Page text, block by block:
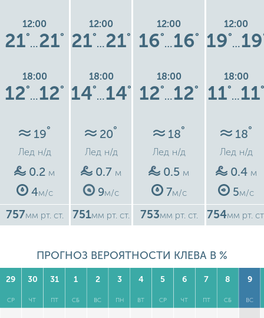
12:00
21°
…21°
18:00
12°
…12°
19°
Лед н/д
0.2 м
4м/с
757мм рт. ст.
12:00
21°
…21°
18:00
14°
…14°
20°
Лед н/д
0.7 м
9м/с
751мм рт. ст.
12:00
16°
…16°
18:00
12°
…12°
18°
Лед н/д
0.5 м
7м/с
753мм рт. ст.
12:00
19°
…19
18:00
11°
…11°
18°
Лед н/д
0.4 м
5м/с
754мм рт.
ПРОГНОЗ ВЕРОЯТНОСТИ КЛЕВА В %
29
СР
30
ЧТ
31
ПТ
1
СБ
2
ВС
3
ПН
4
ВТ
5
СР
6
ЧТ
7
ПТ
8
СБ
9
ВС